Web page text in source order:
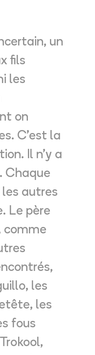
un
fils
les
on
C'est la
Il n'y a
Chaque
autres
Le père
comme
les
les
fous